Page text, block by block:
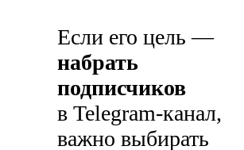
Если его цель —
набрать
подписчиков
в Telegram-канал,
важно выбирать